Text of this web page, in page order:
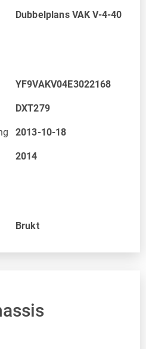
Dubbelplans VAK V-4-40
YF9VAKV04E3022168
DXT279
2013-10-18
2014
Brukt